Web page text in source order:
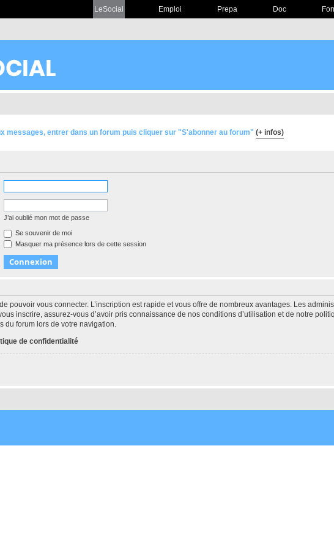
LeSocial Emploi Prepa Doc
messages, entrer dans un forum puis cliquer sur "S'abonner au forum" (+ infos)
J’ai oublié mon mot de passe
Se souvenir de moi
Masquer ma présence lors de cette session
pouvoir vous connecter. L’inscription est rapide et vous offre de nombreux avantages. Les
inscrire, assurez-vous d’avoir pris connaissance de nos conditions d’utilisation et de notre
du forum lors de votre navigation.
de confidentialité